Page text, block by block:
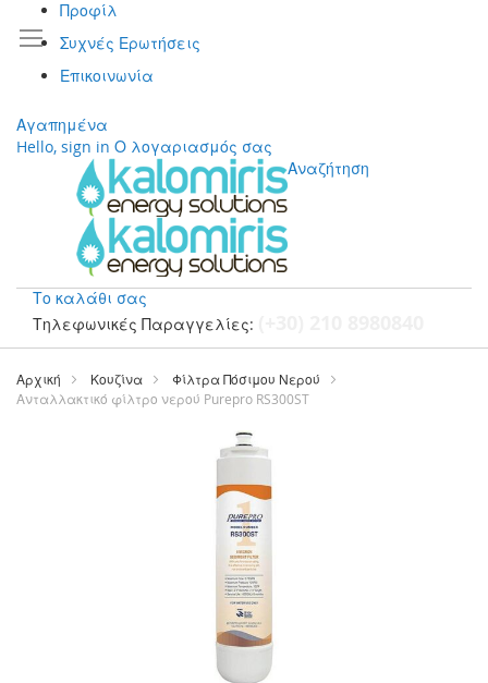
Προφίλ
Συχνές Ερωτήσεις
Επικοινωνία
Αγαπημένα
Hello, sign in Ο λογαριασμός σας
Αναζήτηση
Το καλάθι σας
Τηλεφωνικές Παραγγελίες:
Μετάβαση
περιεχόμενο
Αρχική Κουζίνα
Φίλτρα Πόσιμου Νερού
Ανταλλακτικό φίλτρο νερού Purepro RS300ST